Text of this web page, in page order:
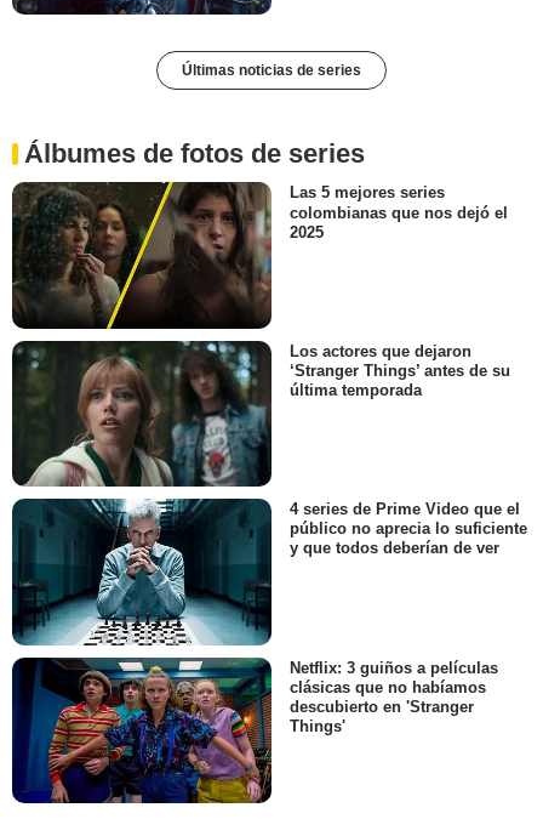
Últimas noticias de series
Álbumes de fotos de series
Las 5 mejores series
colombianas que nos dejó el
2025
Los actores que dejaron
‘Stranger Things’ antes de su
última temporada
4 series de Prime Video que el
público no aprecia lo suficiente
y que todos deberían de ver
Netflix: 3 guiños a películas
clásicas que no habíamos
descubierto en 'Stranger
Things'